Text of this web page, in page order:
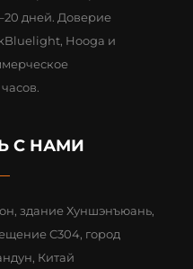
дней. Доверие
Hooga и
С НАМИ
здание Хуншэнъюань,
C304, город
Китай